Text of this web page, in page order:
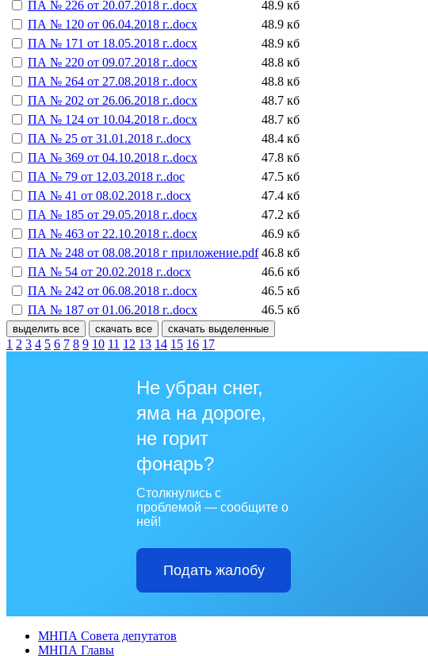
ПА № 226 от 20.07.2018 г..docx
48.9 кб
ПА № 120 от 06.04.2018 г..docx
48.9 кб
ПА № 171 от 18.05.2018 г..docx
48.9 кб
ПА № 220 от 09.07.2018 г..docx
48.8 кб
ПА № 264 от 27.08.2018 г..docx
48.8 кб
ПА № 202 от 26.06.2018 г..docx
48.7 кб
ПА № 124 от 10.04.2018 г..docx
48.7 кб
ПА № 25 от 31.01.2018 г..docx
48.4 кб
ПА № 369 от 04.10.2018 г..docx
47.8 кб
ПА № 79 от 12.03.2018 г..doc
47.5 кб
ПА № 41 от 08.02.2018 г..docx
47.4 кб
ПА № 185 от 29.05.2018 г..docx
47.2 кб
ПА № 463 от 22.10.2018 г..docx
46.9 кб
ПА № 248 от 08.08.2018 г приложение.pdf 46.8 кб
ПА № 54 от 20.02.2018 г..docx
46.6 кб
ПА № 242 от 06.08.2018 г..docx
46.5 кб
ПА № 187 от 01.06.2018 г..docx
46.5 кб
выделить все скачать все скачать выделенные
1 2 3 4 5 6 7 8 9 10 11 12 13 14 15 16 17
Не убран снег,
яма на дороге,
не горит
фонарь?
Столкнулись с
проблемой — сообщите о
ней!
Подать жалобу
МНПА Совета депутатов
МНПА Главы